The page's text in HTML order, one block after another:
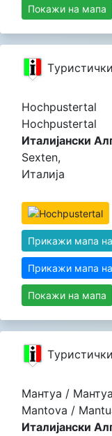
Покажи на мапа
Hochpustertal
Hochpustertal
Италијански
Sexten,
Италија
Прикажи мапа
Прикажи мапа на
Покажи на мапа
Мантуа / Мантуа
Mantova /
Италијански